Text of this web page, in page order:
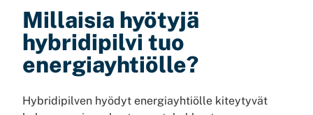
Millaisia hyötyjä
hybridipilvi tuo
energiayhtiölle?
Hybridipilven hyödyt energiayhtiölle kiteytyvät